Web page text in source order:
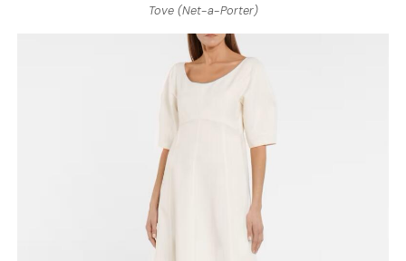
Tove (Net-a-Porter)